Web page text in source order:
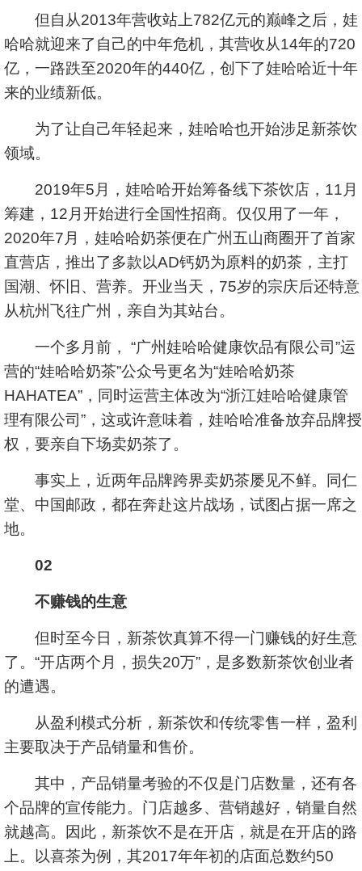
但自从2013年营收站上782亿元的巅峰之后，娃
哈哈就迎来了自己的中年危机，其营收从14年的720
亿，一路跌至2020年的440亿，创下了娃哈哈近十年
来的业绩新低。
为了让自己年轻起来，娃哈哈也开始涉足新茶饮
领域。
2019年5月，娃哈哈开始筹备线下茶饮店，11月
筹建，12月开始进行全国性招商。仅仅用了一年，
2020年7月，娃哈哈奶茶便在广州五山商圈开了首家
直营店，推出了多款以AD钙奶为原料的奶茶，主打
国潮、怀旧、营养。开业当天，75岁的宗庆后还特意
从杭州飞往广州，亲自为其站台。
一个多月前， “广州娃哈哈健康饮品有限公司”运
营的“娃哈哈奶茶”公众号更名为“娃哈哈奶茶
HAHATEA”，同时运营主体改为“浙江娃哈哈健康管
理有限公司”，这或许意味着，娃哈哈准备放弃品牌授
权，要亲自下场卖奶茶了。
事实上，近两年品牌跨界卖奶茶屡见不鲜。同仁
堂、中国邮政，都在奔赴这片战场，试图占据一席之
地。
02
不赚钱的生意
但时至今日，新茶饮真算不得一门赚钱的好生意
了。“开店两个月，损失20万”，是多数新茶饮创业者
的遭遇。
从盈利模式分析，新茶饮和传统零售一样，盈利
主要取决于产品销量和售价。
其中，产品销量考验的不仅是门店数量，还有各
个品牌的宣传能力。门店越多、营销越好，销量自然
就越高。因此，新茶饮不是在开店，就是在开店的路
上。以喜茶为例，其2017年年初的店面总数约50